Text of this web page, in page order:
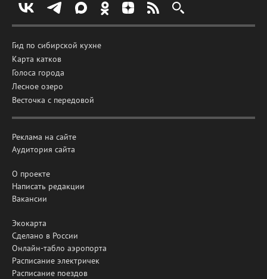
Гид по сибирской кухне
Карта катков
Голоса города
Лесное озеро
Весточка с передовой
Реклама на сайте
Аудитория сайта
О проекте
Написать редакции
Вакансии
Экокарта
Сделано в России
Онлайн-табло аэропорта
Расписание электричек
Расписание поездов